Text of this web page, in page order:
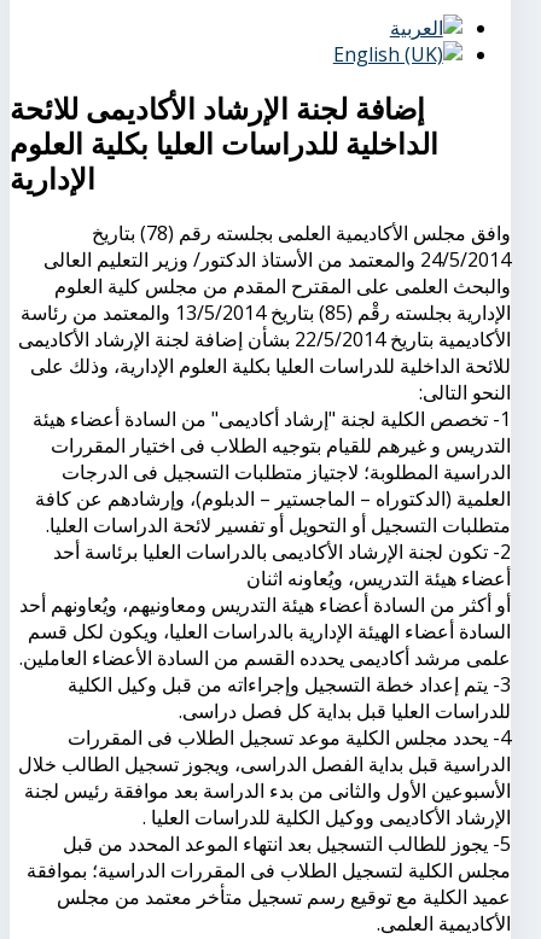
إضافة لجنة الإرشاد الأكاديمى للائحة
الداخلية للدراسات العليا بكلية العلوم
الإدارية
وافق
مجلس الأكاديمية العلمى بجلسته رقم (78) بتاريخ
24/5/2014 والمعتمد من الأستاذ الدكتور/ وزير التعليم العالى
والبحث العلمى على المقترح المقدم من مجلس كلية العلوم
الإدارية بجلسته رقْم (85) بتاريخ 13/5/2014 والمعتمد من رئاسة
الأكاديمية بتاريخ 22/5/2014 بشأن إضافة لجنة الإرشاد الأكاديمى
للائحة الداخلية للدراسات العليا بكلية العلوم الإدارية، وذلك على
النحو التالى:
1- تخصص الكلية لجنة "إرشاد أكاديمى" من السادة أعضاء هيئة
التدريس و غيرهم للقيام بتوجيه الطلاب فى اختيار المقررات
الدراسية المطلوبة؛ لاجتياز متطلبات التسجيل فى الدرجات
العلمية (الدكتوراه – الماجستير – الدبلوم)، وإرشادهم عن كافة
متطلبات التسجيل أو التحويل أو تفسير لائحة الدراسات العليا.
2- تكون لجنة الإرشاد الأكاديمى بالدراسات العليا برئاسة أحد
أعضاء هيئة التدريس، ويُعاونه اثنان
أو أكثر من السادة أعضاء هيئة التدريس ومعاونيهم، ويُعاونهم أحد
السادة أعضاء الهيئة الإدارية بالدراسات العليا، ويكون لكل قسم
علمى مرشد أكاديمى يحدده القسم من السادة الأعضاء العاملين.
3- يتم إعداد خطة التسجيل وإجراءاته من قبل وكيل الكلية
للدراسات العليا قبل بداية كل فصل دراسى.
4- يحدد مجلس الكلية موعد تسجيل الطلاب فى المقررات
الدراسية قبل بداية الفصل الدراسى، ويجوز تسجيل الطالب خلال
الأسبوعين الأول والثانى من بدء الدراسة بعد موافقة رئيس لجنة
الإرشاد الأكاديمى ووكيل الكلية للدراسات العليا .
5- يجوز للطالب التسجيل بعد انتهاء الموعد المحدد من قبل
مجلس الكلية لتسجيل الطلاب فى المقررات الدراسية؛ بموافقة
عميد الكلية مع توقيع رسم تسجيل متأخر معتمد من مجلس
الأكاديمية العلمى.